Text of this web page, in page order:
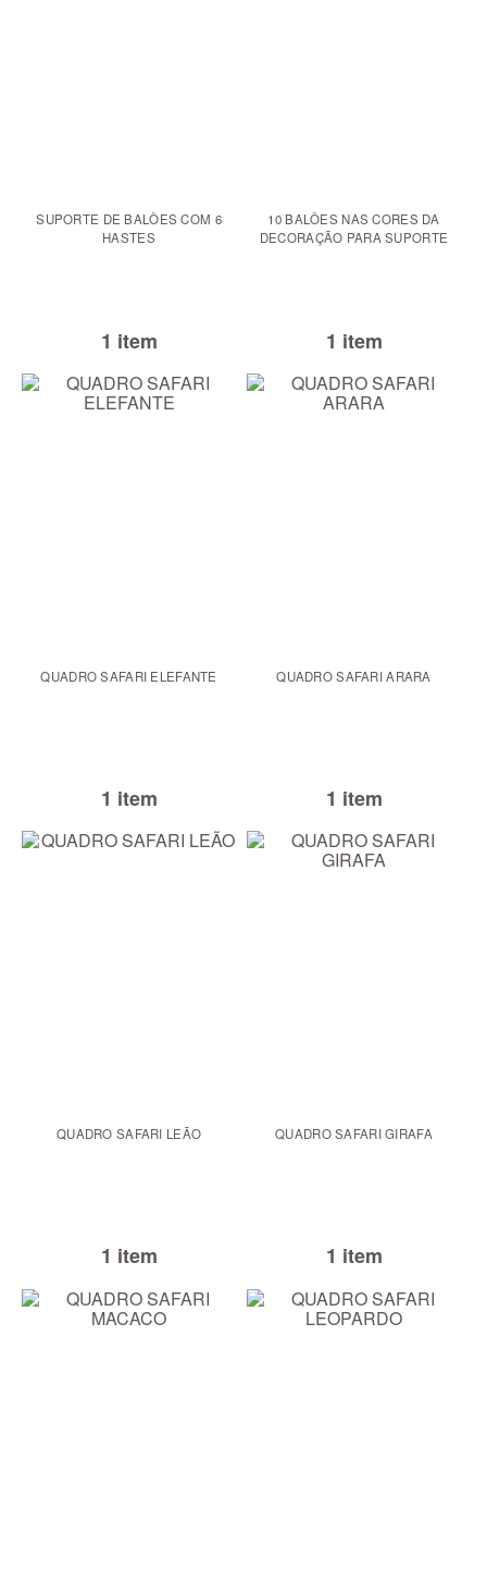
SUPORTE DE BALÕES COM 6
HASTES
1 item
10 BALÕES NAS CORES DA
DECORAÇÃO PARA SUPORTE
1 item
QUADRO SAFARI ELEFANTE
1 item
QUADRO SAFARI ARARA
1 item
QUADRO SAFARI LEÃO
1 item
QUADRO SAFARI GIRAFA
1 item